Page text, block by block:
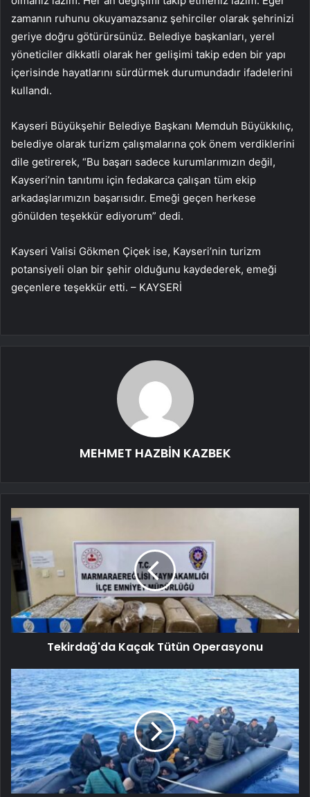
zamanın ruhunu okuyamazsanız şehirciler olarak şehrinizi
geriye doğru götürürsünüz. Belediye başkanları, yerel
yöneticiler dikkatli olarak her gelişimi takip eden bir yapı
içerisinde hayatlarını sürdürmek durumundadır ifadelerini
kullandı.
Kayseri Büyükşehir Belediye Başkanı Memduh Büyükkılıç,
belediye olarak turizm çalışmalarına çok önem verdiklerini
dile getirerek, “Bu başarı sadece kurumlarımızın değil,
Kayseri’nin tanıtımı için fedakarca çalışan tüm ekip
arkadaşlarımızın başarısıdır. Emeği geçen herkese
gönülden teşekkür ediyorum” dedi.
Kayseri Valisi Gökmen Çiçek ise, Kayseri’nin turizm
potansiyeli olan bir şehir olduğunu kaydederek, emeği
geçenlere teşekkür etti. – KAYSERİ
MEHMET HAZBİN KAZBEK
Tekirdağ'da Kaçak Tütün Operasyonu